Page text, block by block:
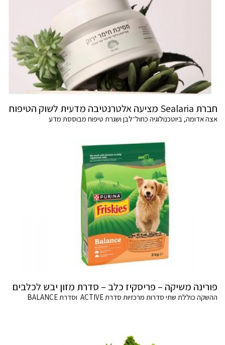
חברת Sealaria מציעה אלטרנטיבה מדעית לשוק הטיפוח
אצה אדומה, ביוטכנולוגיה כחול־לבן ושגרת טיפוח מבוססת מדע
פורינה משיקה – פריסקיז כלב – סדרת מזון יבש לכלבים
ההשקה כוללת שתי סדרות מרכזיות סדרת ACTIVE וסדרת BALANCE